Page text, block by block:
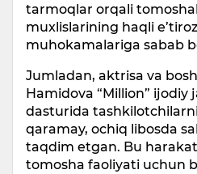
tarmoqlar orqali
muxlislarining haqli
muhokamalariga sabab
Jumladan, aktrisa va
Hamidova “Million” ijodiy
dasturida
qaramay, ochiq libosda
taqdim etgan. Bu
tomosha faoliyati uchun